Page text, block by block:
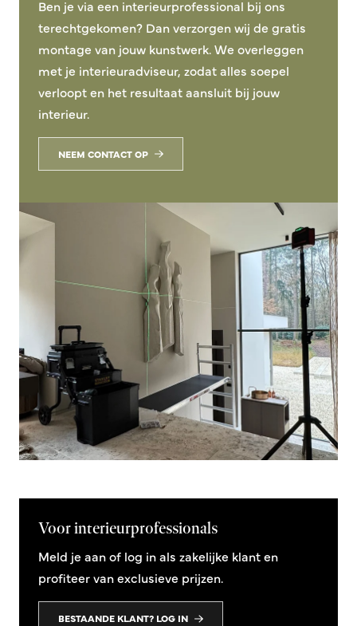
Ben je via een interieurprofessional bij ons
terechtgekomen? Dan verzorgen wij de gratis
montage van jouw kunstwerk. We overleggen
met je interieuradviseur, zodat alles soepel
verloopt en het resultaat aansluit bij jouw
interieur.
NEEM CONTACT OP
Voor interieurprofessionals
Meld je aan of log in als zakelijke klant en
profiteer van exclusieve prijzen.
BESTAANDE KLANT? LOG IN